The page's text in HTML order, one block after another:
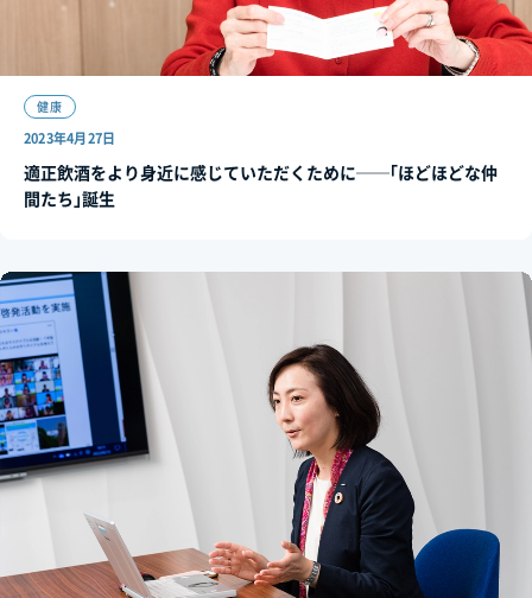
健康
2023年4月27日
適正飲酒をより身近に感じていただくために──｢ほどほどな仲
間たち｣誕生